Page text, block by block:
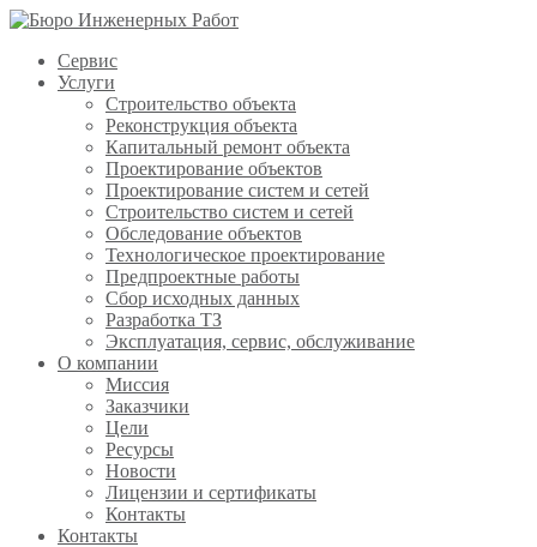
Сервис
Услуги
Строительство объекта
Реконструкция объекта
Капитальный ремонт объекта
Проектирование объектов
Проектирование систем и сетей
Строительство систем и сетей
Обследование объектов
Технологическое проектирование
Предпроектные работы
Сбор исходных данных
Разработка ТЗ
Эксплуатация, сервис, обслуживание
О компании
Миссия
Заказчики
Цели
Ресурсы
Новости
Лицензии и сертификаты
Контакты
Контакты